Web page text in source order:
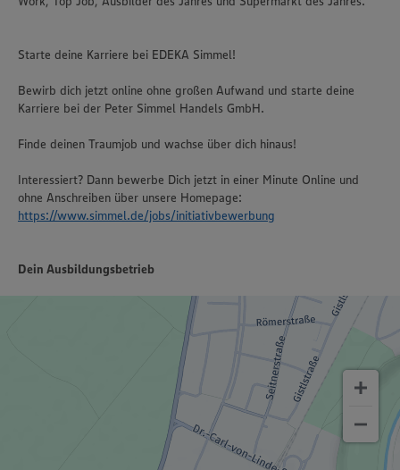
Starte deine Karriere bei EDEKA Simmel!
Bewirb dich jetzt online ohne großen Aufwand und starte deine
Karriere bei der Peter Simmel Handels GmbH.
Finde deinen Traumjob und wachse über dich hinaus!
Interessiert? Dann bewerbe Dich jetzt in einer Minute Online und
ohne Anschreiben über unsere Homepage:
https://www.simmel.de/jobs/initiativbewerbung
Dein Ausbildungsbetrieb